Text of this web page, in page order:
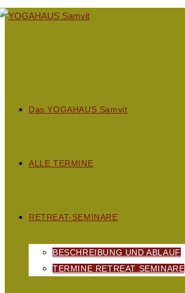
Das YOGAHAUS Samvit
ALLE TERMINE
RETREAT-SEMINARE
BESCHREIBUNG UND ABLAUF
TERMINE RETREAT SEMINARE